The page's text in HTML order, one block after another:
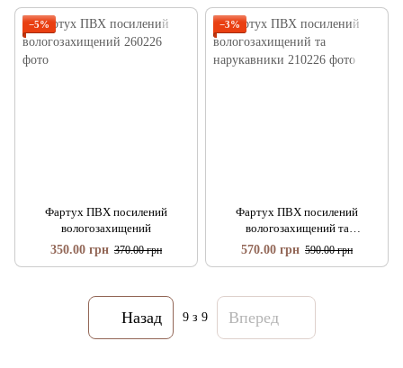
−5%
Фартух ПВХ посилений
вологозахищений
350.00 грн 370.00 грн
−3%
Фартух ПВХ посилений
вологозахищений та
нарукавники
570.00 грн 590.00 грн
Назад 9з 9 Вперед